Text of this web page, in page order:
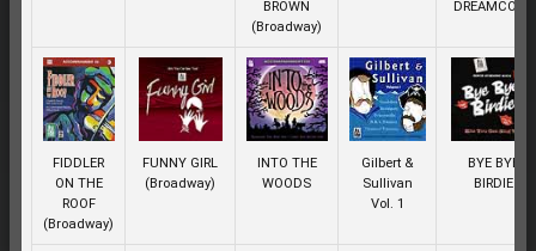
BROWN
(Broadway)
DREAMCOAT
FIDDLER
ON THE
ROOF
(Broadway)
FUNNY GIRL
(Broadway)
INTO THE
WOODS
Gilbert &
Sullivan
Vol. 1
BYE BYE
BIRDIE